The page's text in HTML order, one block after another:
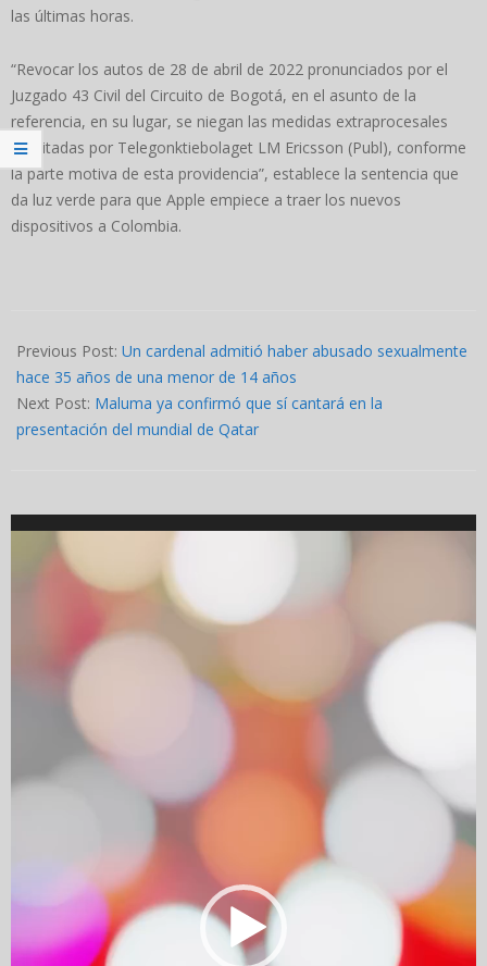
las últimas horas.
“Revocar los autos de 28 de abril de 2022 pronunciados por el
Juzgado 43 Civil del Circuito de Bogotá, en el asunto de la
referencia, en su lugar, se niegan las medidas extraprocesales
solicitadas por Telegonktiebolaget LM Ericsson (Publ), conforme
la parte motiva de esta providencia”, establece la sentencia que
da luz verde para que Apple empiece a traer los nuevos
dispositivos a Colombia.
11-
16
Previous Post: Un cardenal admitió haber abusado sexualmente
hace 35 años de una menor de 14 años
Next Post: Maluma ya confirmó que sí cantará en la
presentación del mundial de Qatar
Video
Player